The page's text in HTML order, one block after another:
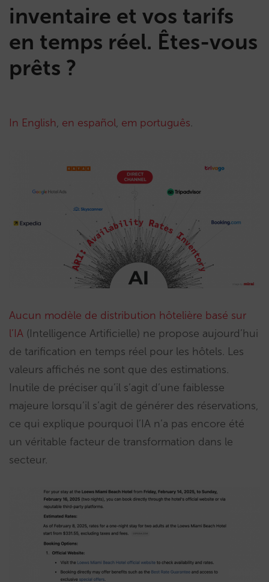
inventaire et vos tarifs
en temps réel. Êtes-vous
prêts ?
In English, en español, em português.
Aucun modèle de distribution hôtelière basé sur
l’IA (Intelligence Artificielle) ne propose aujourd’hui
de tarification en temps réel pour les hôtels. Les
valeurs affichés ne sont que des estimations.
Inutile de préciser qu’il s’agit d’une faiblesse
majeure lorsqu’il s’agit de générer des réservations,
ce qui explique pourquoi l’IA n’a pas encore été
un véritable facteur de transformation dans le
secteur.